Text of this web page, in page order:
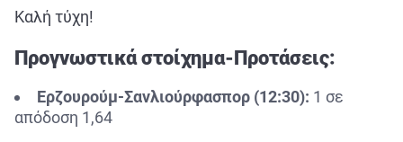
Καλή τύχη!
Προγνωστικά στοίχημα-Προτάσεις:
Ερζουρούμ-Σανλιούρφασπορ (12:30): 1 σε
απόδοση 1,64